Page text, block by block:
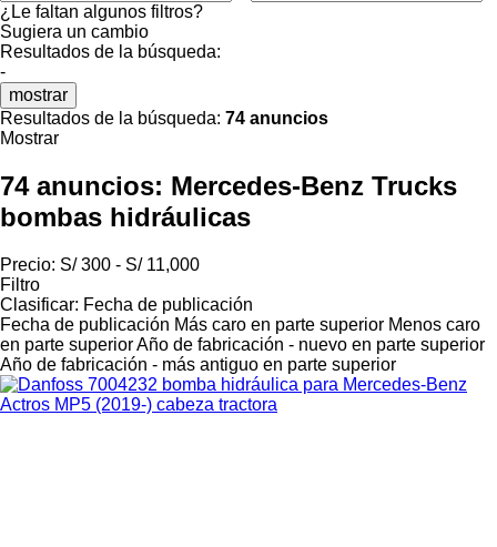
¿Le faltan algunos filtros?
Sugiera un cambio
Resultados de la búsqueda:
-
mostrar
Resultados de la búsqueda: 74 anuncios
Mostrar
74 anuncios: Mercedes-Benz Trucks
bombas hidráulicas
Precio: S/ 300 - S/ 11,000
Filtro
Clasificar: Fecha de publicación
Fecha de publicación Más caro en parte superior Menos caro
en parte superiorAño de fabricación - nuevo en parte superior
Año de fabricación - más antiguo en parte superior